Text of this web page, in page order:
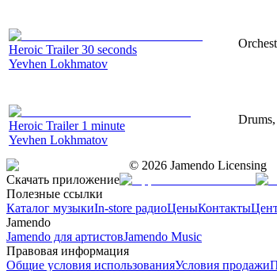
Heroic Trailer 30 seconds
Yevhen Lokhmatov
Heroic Trailer 1 minute
Yevhen Lokhmatov
© 2026 Jamendo Licensing
Скачать приложение
Полезные ссылки
Каталог музыкиIn-store радиоЦеныКонтакты
Jamendo
Jamendo для артистовJamendo Music
Правовая информация
Общие условия использованияУсловия продажи